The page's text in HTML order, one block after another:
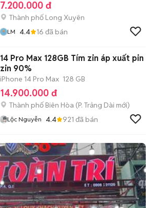
7.200.000 đ
Thành phố Long Xuyên
LM 4.4 16 đã bán
14 Pro Max 128GB Tím zin áp xuất pin
zin 90%
iPhone 14 Pro Max 128 GB
14.900.000 đ
Thành phố Biên Hòa (P. Trảng Dài mới)
Lộc Nguyễn 4.4 921 đã bán